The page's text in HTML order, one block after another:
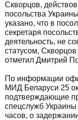
Скворцов,
посольства
указано, что в
секретаря
деятельность, не
статусом,
отметил Дмитрий
По информации
МИД Беларуси 25
подтверждающие
спецслужб Украины
часов, о